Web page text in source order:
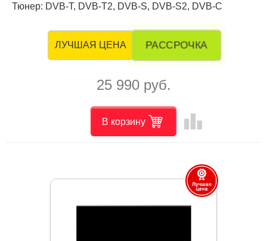
Тюнер: DVB-T, DVB-T2, DVB-S, DVB-S2, DVB-C
ЛУЧШАЯ ЦЕНА РАССРОЧКА
25 990 руб.
В корзину leaderboard